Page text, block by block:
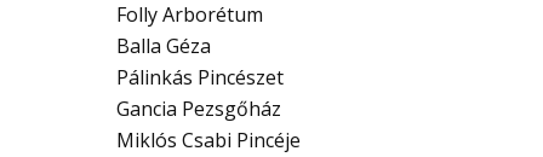
Folly Arborétum
Balla Géza
Pálinkás Pincészet
Gancia Pezsgőház
Miklós Csabi Pincéje